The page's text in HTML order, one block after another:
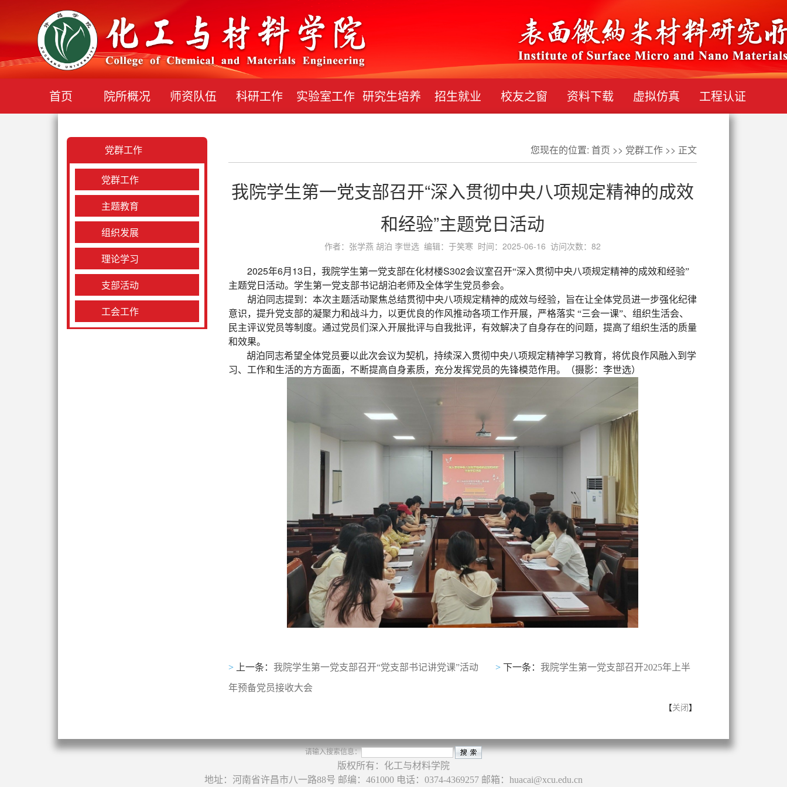
首页 院所概况 师资队伍 科研工作 实验室工作 研究生培养 招生就业 校友之窗 资料下载 虚拟仿真 工程认证
党群工作
党群工作
主题教育
组织发展
理论学习
支部活动
工会工作
您现在的位置: 首页 >> 党群工作 >> 正文
我院学生第一党支部召开“深入贯彻中央八项规定精神的成效
和经验”主题党日活动
作者：张学燕 胡泊 李世选 编辑：于笑寒 时间：2025-06-16 访问次数： 82
2025年6月 13 日，我院学生第一党支部在化材楼S302会议室召开“深入贯彻中央八项规定精神的成效和经验”
主题党日活动。学生第一党支部书记胡泊老师及全体学生党员参会。
胡泊同志提到：本次主题活动聚焦总结贯彻中央八项规定精神的成效与经验，旨在让全体党员进一步强化纪律
意识，提升党支部的凝聚力和战斗力，以更优良的作风推动各项工作开展，严格落实 “三会一课”、组织生活会、
民主评议党员等制度。通过党员们深入开展批评与自我批评，有效解决了自身存在的问题，提高了组织生活的质量
和效果。
胡泊同志希望全体党员要以此次会议为契机，持续深入贯彻中央八项规定精神学习教育，将优良作风融入到学
习、工作和生活的方方面面，不断提高自身素质，充分发挥党员的先锋模范作用。（摄影：李世选）
> 上一条： 我院学生第一党支部召开“党支部书记讲党课”活动 > 下一条： 我院学生第一党支部召开2025年上半
年预备党员接收大会
【关闭】
请输入搜索信息：
版权所有：化工与材料学院
地址：河南省许昌市八一路88号 邮编：461000 电话：0374-4369257 邮箱： huacai@xcu.edu.cn